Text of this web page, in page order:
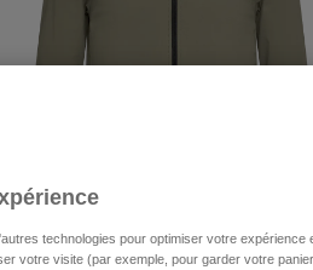
technologies pour optimiser votre expérience
votre visite (par exemple, pour garder votre